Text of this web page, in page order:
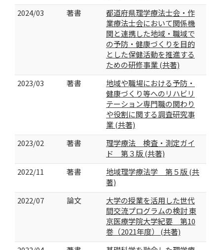
2024/03
著書
都道府県理学療法士会・作
業療法士会において関係機
関と連携した地域・職域で
の予防・健康づくりを目的
とした保健活動を推進する
ための研修事業 (共著)
2023/03
著書
地域や職場における予防・
健康づくり等へのリハビリ
テーション専門職の関わり
や役割に関する調査研究事
業 (共著)
2023/02
著書
理学療法 検査・測定ガイ
ド 第３版 (共著)
2022/11
著書
地域理学療法学 第５版 (共
著)
2022/07
論文
大学の授業を活用した世代
間交流プログラムの検討 東
京医療学院大学紀要 第10
巻（2021年度） (共著)